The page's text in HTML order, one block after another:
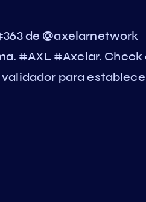
de @axelarnetwork
#AXL #Axelar. Check
para